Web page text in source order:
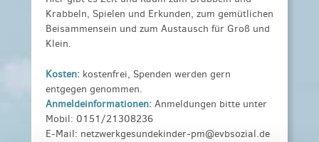
Krabbeln, Spielen und Erkunden, zum gemütlichen
Beisammensein und zum Austausch für Groß und
Klein.
Kosten: kostenfrei, Spenden werden gern
entgegen genommen.
Anmeldeinformationen: Anmeldungen bitte unter
Mobil: 0151/21308236
E-Mail: netzwerkgesundekinder-pm@evbsozial.de